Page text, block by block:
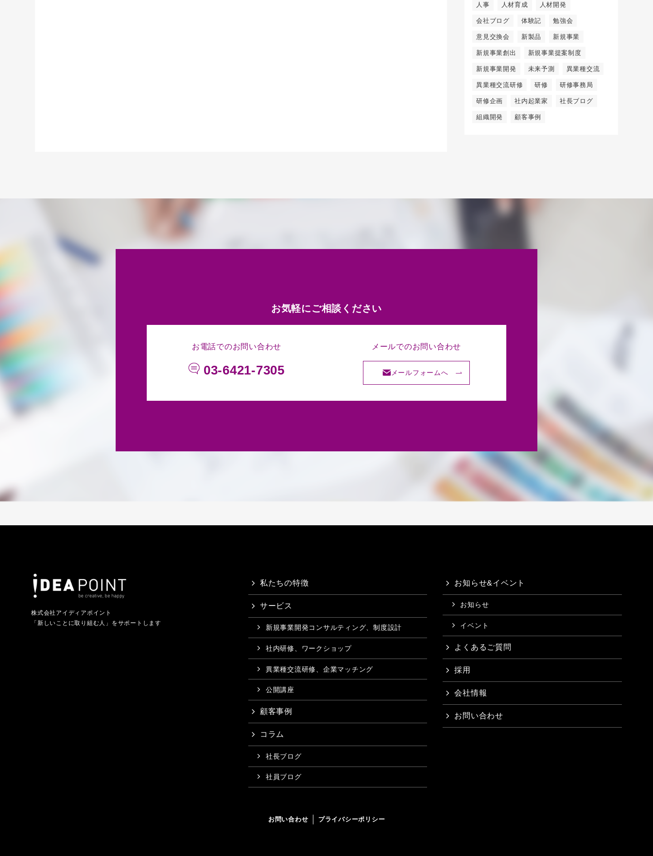
人事 人材育成 人材開発
会社ブログ 体験記 勉強会
意見交換会 新製品 新規事業
新規事業創出 新規事業提案制度
新規事業開発 未来予測 異業種交流
異業種交流研修 研修 研修事務局
研修企画 社内起業家 社長ブログ
組織開発 顧客事例
お気軽にご相談ください
お電話でのお問い合わせ
03-6421-7305
メールでのお問い合わせ
メールフォームへ
株式会社アイディアポイント
「新しいことに取り組む人」をサポートします
私たちの特徴
サービス
新規事業開発コンサルティング、制度設計
社内研修、ワークショップ
異業種交流研修、企業マッチング
公開講座
顧客事例
コラム
社長ブログ
社員ブログ
お知らせ&イベント
お知らせ
イベント
よくあるご質問
採用
会社情報
お問い合わせ
お問い合わせ プライバシーポリシー